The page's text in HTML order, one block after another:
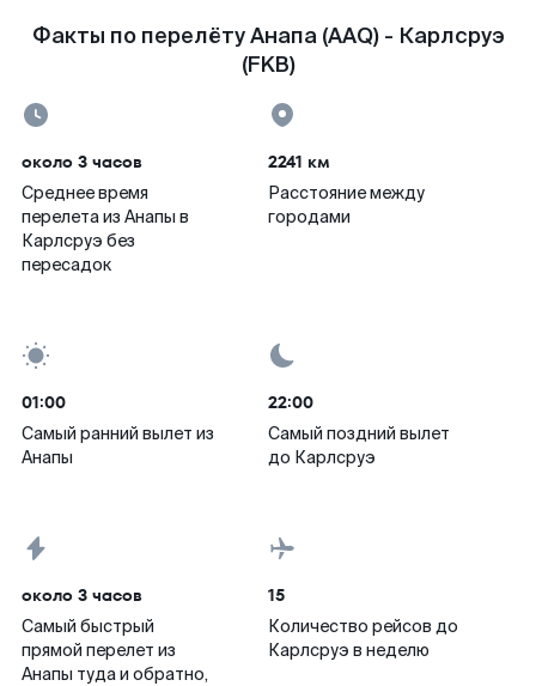
Факты по перелёту Анапа (AAQ) - Карлсруэ
(FKB)
около 3 часов
Среднее время
перелета из Анапы в
Карлсруэ без
пересадок
2241 км
Расстояние между
городами
01:00
Самый ранний вылет из
Анапы
22:00
Самый поздний вылет
до Карлсруэ
около 3 часов
Самый быстрый
прямой перелет из
Анапы туда и обратно,
15
Количество рейсов до
Карлсруэ в неделю